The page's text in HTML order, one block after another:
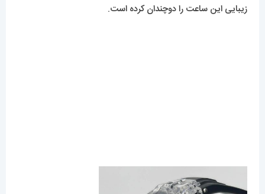
زیبایی این ساعت را دوچندان کرده است.